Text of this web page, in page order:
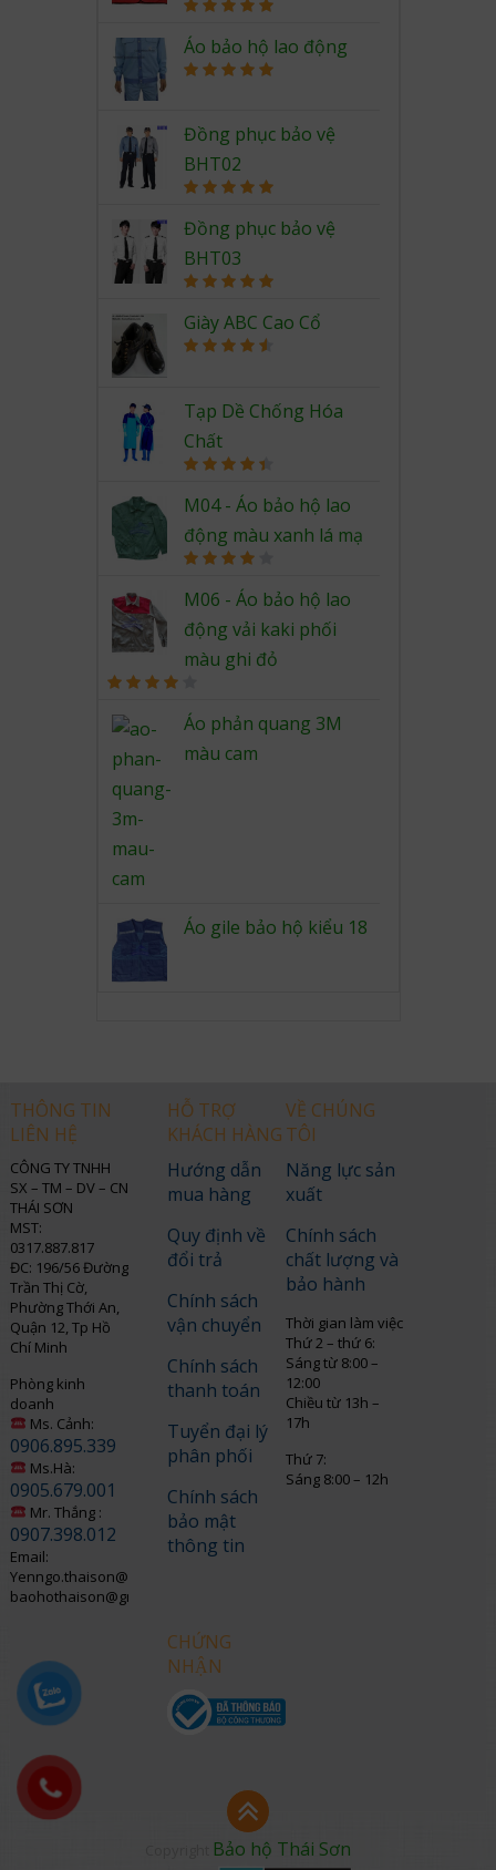
out of 5
Áo bảo hộ lao động
Đồng phục bảo vệ
BHT02
out of 5
Đồng phục bảo vệ
BHT03
out of 5
Giày ABC Cao Cổ
Tạp Dề Chống Hóa
Chất
out of 5
M04 - Áo bảo hộ lao
động màu xanh lá mạ
4.00out
of 5
M06 - Áo bảo hộ lao
động vải kaki phối
màu ghi đỏ
4.00 out
of 5
Áo phản quang 3M
màu cam
Áo gile bảo hộ kiểu 18
THÔNG TIN
LIÊN HỆ
CÔNG TY TNHH
SX – TM – DV – CN
THÁI SƠN
MST:
0317.887.817
ĐC: 196/56 Đường
Trần Thị Cờ,
Phường Thới An,
Quận 12, Tp Hồ
Chí Minh
Phòng kinh
doanh
Ms. Cảnh:
0906.895.339
Ms.Hà:
0905.679.001
Mr. Thắng :
0907.398.012
Email:
Yenngo.thaison@gmail.com
baohothaison@gmail.com
HỖ TRỢ
KHÁCH HÀNG
Hướng dẫn
mua hàng
Quy định về
đổi trả
Chính sách
vận chuyển
Chính sách
thanh toán
Tuyển đại lý
phân phối
Chính sách
bảo mật
thông tin
CHỨNG
NHẬN
VỀ CHÚNG
TÔI
Năng lực sản
xuất
Chính sách
chất lượng và
bảo hành
Thời gian làm việc
Thứ 2 – thứ 6:
Sáng từ 8:00 –
12:00
Chiều từ 13h –
17h
Thứ 7:
Sáng 8:00 – 12h
Bảo hộ Thái Sơn